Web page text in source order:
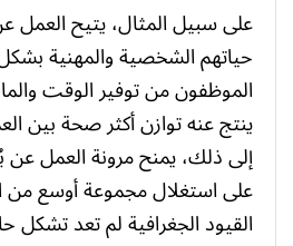
على سبيل المثال، يتيح العمل
حياتهم الشخصية والمهنية
الموظفون من توفير الوقت
ينتج عنه توازن أكثر صحة بين
إلى ذلك، يمنح مرونة العمل عن
على استغلال مجموعة أوسع
القيود الجغرافية لم تعد تشكل